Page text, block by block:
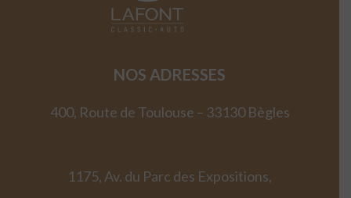
NOS ADRESSES
400, Route de Toulouse – 33130 Bègles
1175, Av. du Parc des Expositions,